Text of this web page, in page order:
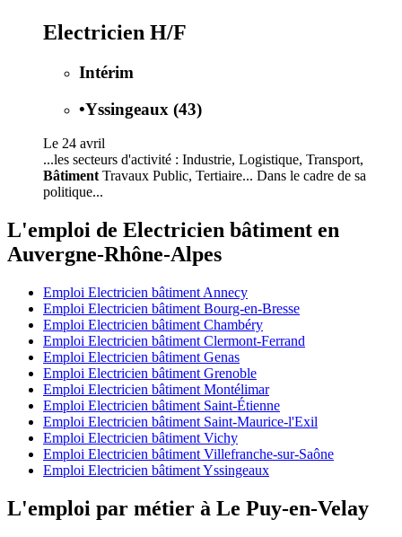
Electricien H/F
Intérim
•Yssingeaux (43)
Le 24 avril
...les secteurs d'activité : Industrie, Logistique, Transport,
Bâtiment Travaux Public, Tertiaire... Dans le cadre de sa
politique...
L'emploi de Electricien bâtiment en
Auvergne-Rhône-Alpes
Emploi Electricien bâtiment Annecy
Emploi Electricien bâtiment Bourg-en-Bresse
Emploi Electricien bâtiment Chambéry
Emploi Electricien bâtiment Clermont-Ferrand
Emploi Electricien bâtiment Genas
Emploi Electricien bâtiment Grenoble
Emploi Electricien bâtiment Montélimar
Emploi Electricien bâtiment Saint-Étienne
Emploi Electricien bâtiment Saint-Maurice-l'Exil
Emploi Electricien bâtiment Vichy
Emploi Electricien bâtiment Villefranche-sur-Saône
Emploi Electricien bâtiment Yssingeaux
L'emploi par métier à Le Puy-en-Velay